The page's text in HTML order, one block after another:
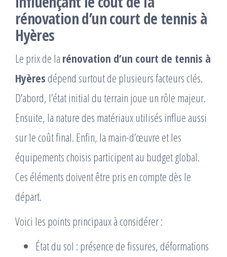
rénovation d’un court de tennis à
Hyères
Le prix de la rénovation d’un court de tennis à
Hyères dépend surtout de plusieurs facteurs clés.
D’abord, l’état initial du terrain joue un rôle majeur.
Ensuite, la nature des matériaux utilisés influe aussi
sur le coût final. Enfin, la main-d’œuvre et les
équipements choisis participent au budget global.
Ces éléments doivent être pris en compte dès le
départ.
Voici les points principaux à considérer :
État du sol : présence de fissures, déformations